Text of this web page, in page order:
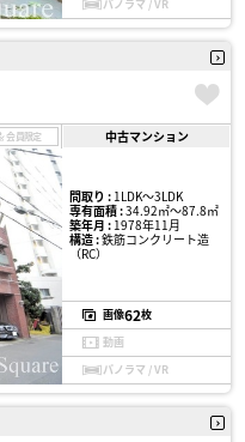
パノラマ / VR
会員限定 中古マンション
間取り :1LDK〜3LDK
専有面積 :34.92㎡〜87.8㎡
築年月 :1978年11月
構造 :鉄筋コンクリート造
（RC）
画像62枚
動画
パノラマ / VR